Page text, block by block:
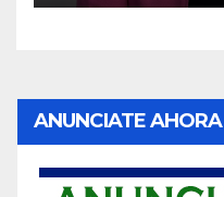
ANUNCIATE AHORA